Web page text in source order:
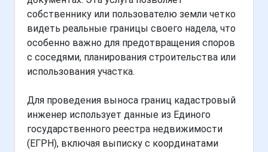
собственнику или пользователю земли четко
видеть реальные границы своего надела, что
особенно важно для предотвращения споров
с соседями, планирования строительства или
использования участка.
Для проведения выноса границ кадастровый
инженер использует данные из Единого
государственного реестра недвижимости
(ЕГРН), включая выписку с координатами